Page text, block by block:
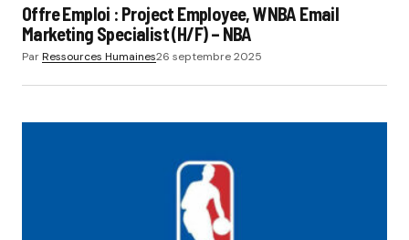
Offre Emploi : Project Employee, WNBA Email
Marketing Specialist (H/F) – NBA
ParRessources Humaines26 septembre 2025